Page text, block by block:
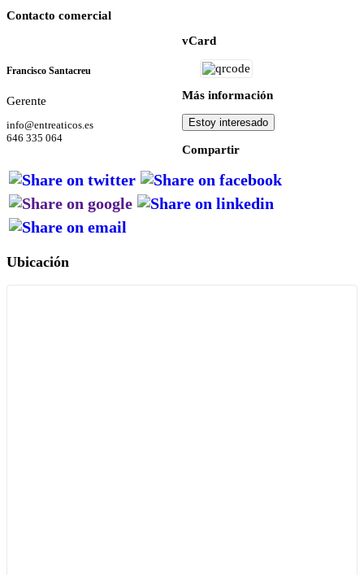
Contacto comercial
Francisco Santacreu
Gerente
info@entreaticos.es
646 335 064
vCard
Más información
Estoy interesado
Compartir
Ubicación